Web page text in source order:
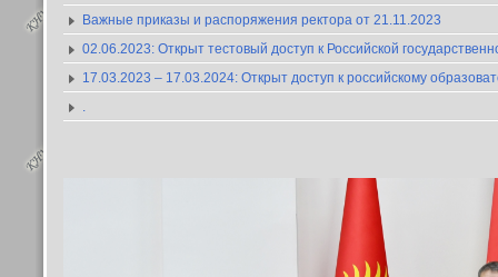
Важные приказы и распоряжения ректора от 21.11.2023
02.06.2023: Открыт тестовый доступ к Российской
17.03.2023 – 17.03.2024: Открыт доступ к российскому
.